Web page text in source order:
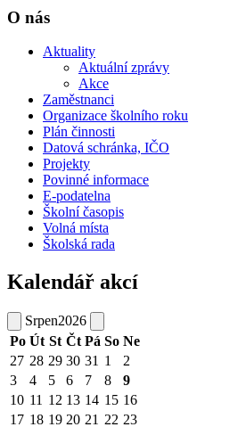
O nás
Aktuality
Aktuální zprávy
Akce
Zaměstnanci
Organizace školního roku
Plán činnosti
Datová schránka, IČO
Projekty
Povinné informace
E-podatelna
Školní časopis
Volná místa
Školská rada
Kalendář akcí
Srpen2026
Po Út St Čt Pá So Ne
27 28 29 30 31 1
2
3
4 5 6 7 8
9
10 11 12 13 14 15 16
17 18 19 20 21 22 23